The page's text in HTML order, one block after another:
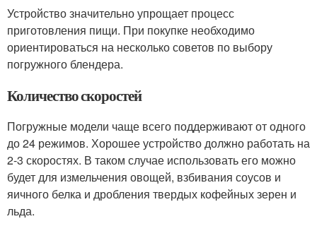
Устройство значительно упрощает процесс
приготовления пищи. При покупке необходимо
ориентироваться на несколько советов по выбору
погружного блендера.
Количество скоростей
Погружные модели чаще всего поддерживают от одного
до 24 режимов. Хорошее устройство должно работать на
2-3 скоростях. В таком случае использовать его можно
будет для измельчения овощей, взбивания соусов и
яичного белка и дробления твердых кофейных зерен и
льда.